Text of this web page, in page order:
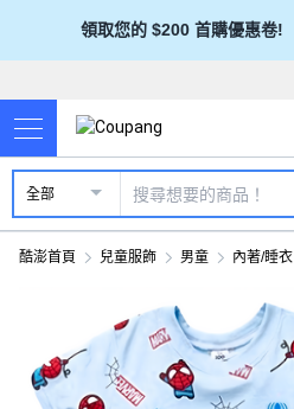
領取您的 $200 首購優惠卷!
全部
酷澎首頁 兒童服飾 男童 內著/睡衣